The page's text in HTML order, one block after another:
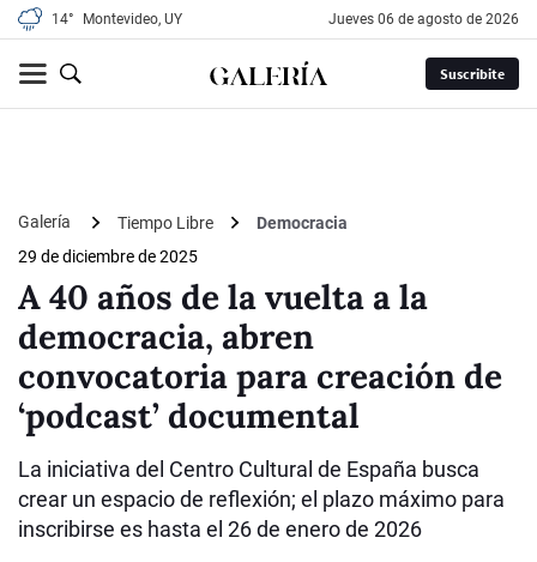
14° Montevideo, UY jueves 06 de agosto de 2026
Suscribite
Galería Tiempo Libre
Democracia
29 de diciembre de 2025
A 40 años de la vuelta a la
democracia, abren
convocatoria para creación de
‘podcast’ documental
La iniciativa del Centro Cultural de España busca
crear un espacio de reflexión; el plazo máximo para
inscribirse es hasta el 26 de enero de 2026